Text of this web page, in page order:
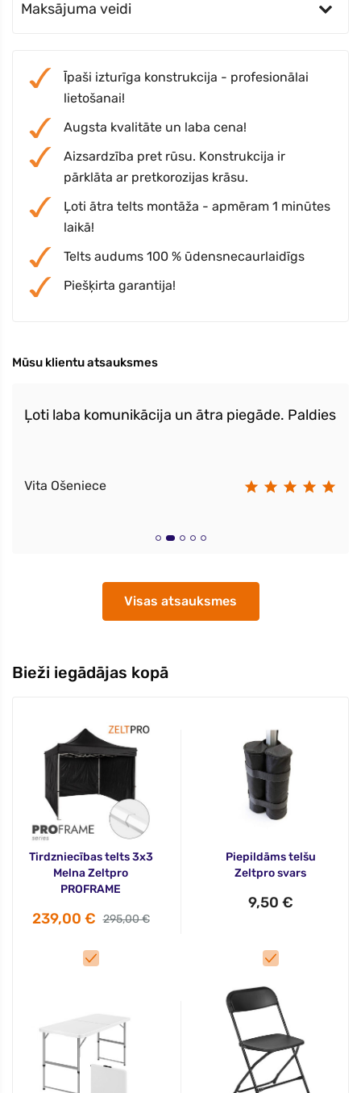
Maksājuma veidi
Īpaši izturīga konstrukcija - profesionālai
lietošanai!
Augsta kvalitāte un laba cena!
Aizsardzība pret rūsu. Konstrukcija ir
pārklāta ar pretkorozijas krāsu.
Ļoti ātra telts montāža - apmēram 1 minūtes
laikā!
Telts audums 100 % ūdensnecaurlaidīgs
Piešķirta garantija!
Mūsu klientu atsauksmes
Ļoti laba komunikācija un ātra piegāde. Paldies
Vita Ošeniece
Visas atsauksmes
Bieži iegādājas kopā
Tirdzniecības telts 3x3
Melna Zeltpro
PROFRAME
239,00 € 295,00 €
Piepildāms telšu
Zeltpro svars
9,50 €